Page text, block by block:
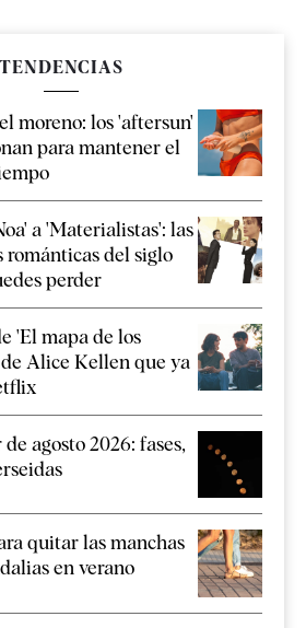
TENDENCIAS
moreno: los 'aftersun'
para mantener el
a 'Materialistas': las
románticas del siglo
perder
'El mapa de los
Alice Kellen que ya
agosto 2026: fases,
quitar las manchas
en verano